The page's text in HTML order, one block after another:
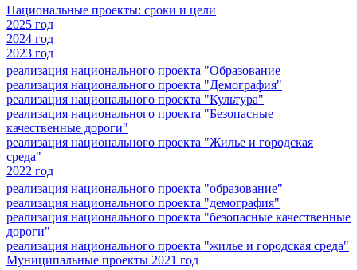
Национальные проекты: сроки и цели
2025 год
2024 год
2023 год
реализация национального проекта "Образование
реализация национального проекта "Демография"
реализация национального проекта "Культура"
реализация национального проекта "Безопасные
качественные дороги"
реализация национального проекта "Жилье и городская
среда"
2022 год
реализация национального проекта "образование"
реализация национального проекта "демография"
реализация национального проекта "безопасные качественные
дороги"
реализация национального проекта "жилье и городская среда"
Муниципальные проекты 2021 год